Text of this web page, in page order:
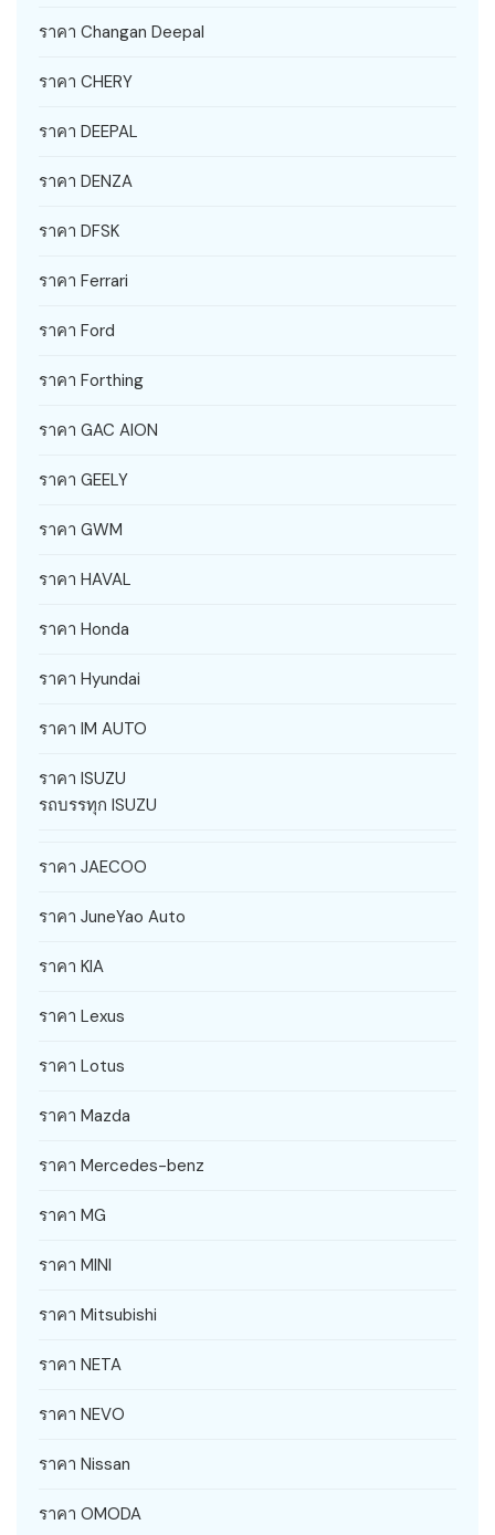
ราคา Changan Deepal
ราคา CHERY
ราคา DEEPAL
ราคา DENZA
ราคา DFSK
ราคา Ferrari
ราคา Ford
ราคา Forthing
ราคา GAC AION
ราคา GEELY
ราคา GWM
ราคา HAVAL
ราคา Honda
ราคา Hyundai
ราคา IM AUTO
ราคา ISUZU
รถบรรทุก ISUZU
ราคา JAECOO
ราคา JuneYao Auto
ราคา KIA
ราคา Lexus
ราคา Lotus
ราคา Mazda
ราคา Mercedes-benz
ราคา MG
ราคา MINI
ราคา Mitsubishi
ราคา NETA
ราคา NEVO
ราคา Nissan
ราคา OMODA